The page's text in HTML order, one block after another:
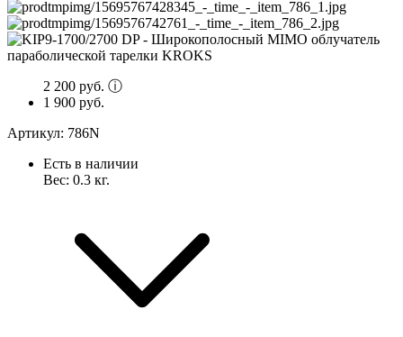
2 200 руб. ⓘ
1 900 руб.
Артикул: 786N
Есть в наличии
Вес: 0.3 кг.